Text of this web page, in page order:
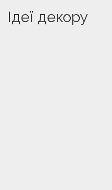
Ідеї декору